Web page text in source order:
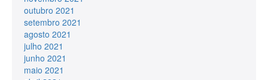
outubro 2021
setembro 2021
agosto 2021
julho 2021
junho 2021
maio 2021